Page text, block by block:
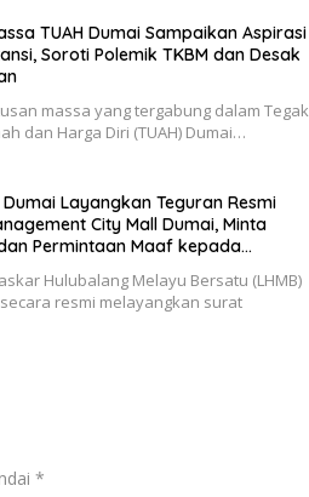
TUAH Dumai Sampaikan Aspirasi
Soroti Polemik TKBM dan Desak
massa yang tergabung dalam Tegak
dan Harga Diri (TUAH) Dumai…
Dumai Layangkan Teguran Resmi
City Mall Dumai, Minta
Permintaan Maaf kepada
Hulubalang Melayu Bersatu (LHMB)
resmi melayangkan surat
*